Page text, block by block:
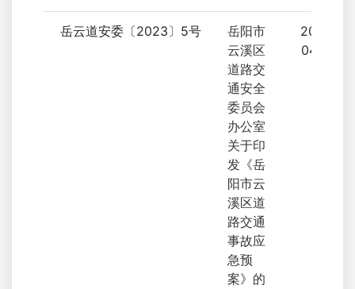
岳云道安委〔2023〕5号
岳阳市
云溪区
道路交
通安全
委员会
办公室
关于印
发《岳
阳市云
溪区道
路交通
事故应
急预
案》的
2023-
04-26